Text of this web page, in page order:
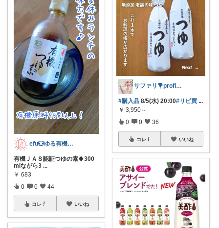
efu💮ゆる有機・無添加＆キッズ💮
有機ＪＡＳ認証つゆの素🍀300
mlながら3 ...
￥ 683
0 0 44
コレ いいね
サファリ‎💐profileにてお礼
#購入品 8/5(水) 20:00#リピ買 ...
￥ 3,950～
0 0 36
コレ いいね